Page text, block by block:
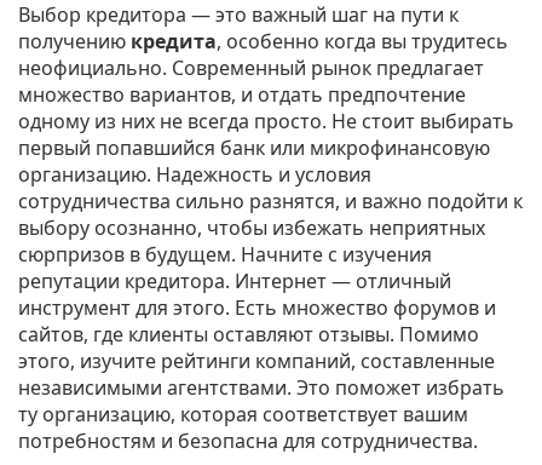
Выбор кредитора — это важный шаг на пути к
получению кредита, особенно когда вы трудитесь
неофициально. Современный рынок предлагает
множество вариантов, и отдать предпочтение
одному из них не всегда просто. Не стоит выбирать
первый попавшийся банк или микрофинансовую
организацию. Надежность и условия
сотрудничества сильно разнятся, и важно подойти к
выбору осознанно, чтобы избежать неприятных
сюрпризов в будущем. Начните с изучения
репутации кредитора. Интернет — отличный
инструмент для этого. Есть множество форумов и
сайтов, где клиенты оставляют отзывы. Помимо
этого, изучите рейтинги компаний, составленные
независимыми агентствами. Это поможет избрать
ту организацию, которая соответствует вашим
потребностям и безопасна для сотрудничества.